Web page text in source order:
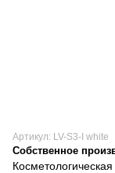
Артикул: LV-S3-I white
Собственное